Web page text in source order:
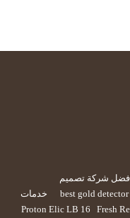
افضل شركة تصميم
best gold
خدمات
Proton Elic LB 16
Fresh